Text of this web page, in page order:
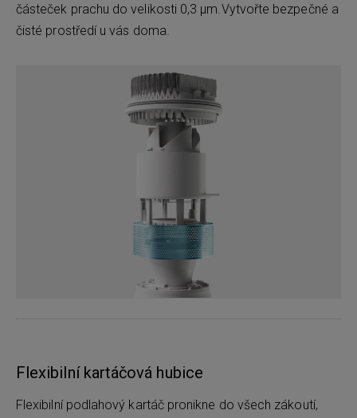
částeček prachu do velikosti 0,3 μm.Vytvořte bezpečné a
čisté prostředí u vás doma.
Flexibilní kartáčová hubice
Flexibilní podlahový kartáč pronikne do všech zákoutí,